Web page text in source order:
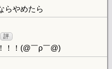
らやめたら
評
！！(@￣ρ￣@)